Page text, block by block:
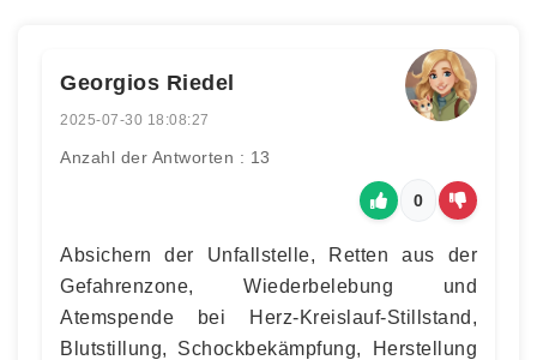
Georgios Riedel
2025-07-30 18:08:27
Anzahl der Antworten : 13
0
Absichern der Unfallstelle, Retten aus der
Gefahrenzone, Wiederbelebung und
Atemspende bei Herz-Kreislauf-Stillstand,
Blutstillung, Schockbekämpfung, Herstellung